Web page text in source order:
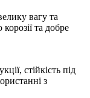
вагу та
та добре
стійкість під
з